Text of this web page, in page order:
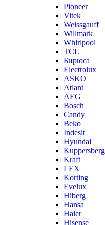
Pioneer
Vitek
Weissgauff
Willmark
Whirlpool
TCL
Бирюса
Electrolux
ASKO
Atlant
AEG
Bosch
Candy
Beko
Indesit
Hyundai
Kuppersberg
Kraft
LEX
Korting
Evelux
Hiberg
Hansa
Haier
Hisense